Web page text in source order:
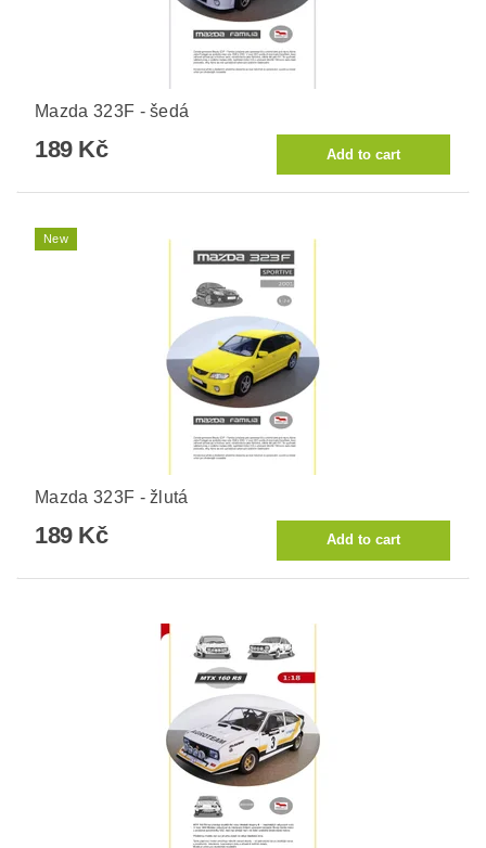
Mazda 323F - šedá
189 Kč
New
Mazda 323F - žlutá
189 Kč